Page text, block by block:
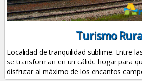
Turismo
Localidad de tranquilidad sublime. Entre
se transforman en un cálido hogar para
disfrutar al máximo de los encantos